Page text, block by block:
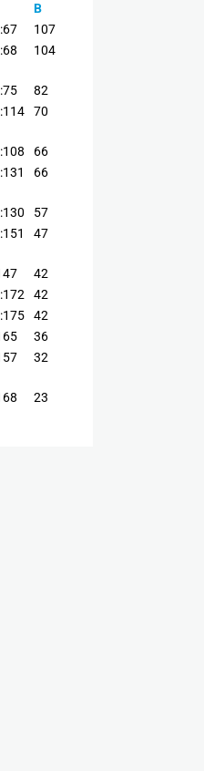
B
107
104
82
70
66
66
57
47
42
42
42
36
32
23